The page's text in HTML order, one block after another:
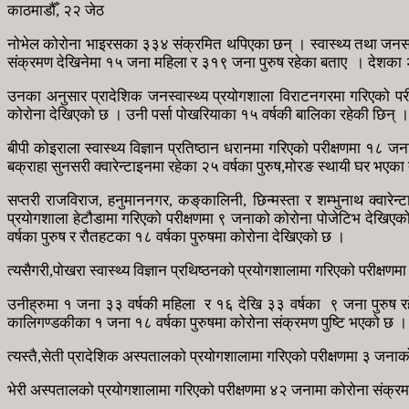
काठमाडौँ, २२ जेठ
नोभेल कोरोना भाइरसका ३३४ संक्रमित थपिएका छन् । स्वास्थ्य तथा
संक्रमण देखिनेमा १५ जना महिला र ३१९ जना पुरुष रहेका बताए । देशका
उनका अनुसार प्रादेशिक जनस्वास्थ्य प्रयोगशाला विराटनगरमा गरिएको
कोरोना देखिएको छ । उनी पर्सा पोखरियाका १५ वर्षकी बालिका रहेकी छिन् ।
बीपी कोइराला स्वास्थ्य विज्ञान प्रतिष्ठान धरानमा गरिएको
बक्राहा सुनसरी क्वारेन्टाइनमा रहेका २५ वर्षका पुरुष,मोरङ स्थायी घर
सप्तरी राजविराज, हनुमाननगर, कङ्‌कालिनी, छिन्मस्ता र शम्भुनाथ
प्रयोगशाला हेटौडामा गरिएको परीक्षणमा ९ जनाको कोरोना पोजेटिभ
वर्षका पुरुष र रौतहटका १८ वर्षका पुरुषमा कोरोना देखिएको छ ।
त्यसैगरी,पोखरा स्वास्थ्य विज्ञान प्रथिष्ठनको प्रयोगशालामा गरिएको
उनीह्रुमा १ जना ३३ वर्षकी महिला र १६ देखि ३३ वर्षका ९ जना पुरुष
कालिगण्डकीका १ जना १८ वर्षका पुरुषमा कोरोना संक्रमण पुष्टि भएको छ ।
त्यस्तै,सेती प्रादेशिक अस्पतालको प्रयोगशालामा गरिएको परीक्षणमा ३
भेरी अस्पतालको प्रयोगशालामा गरिएको परीक्षणमा ४२ जनामा कोरोना